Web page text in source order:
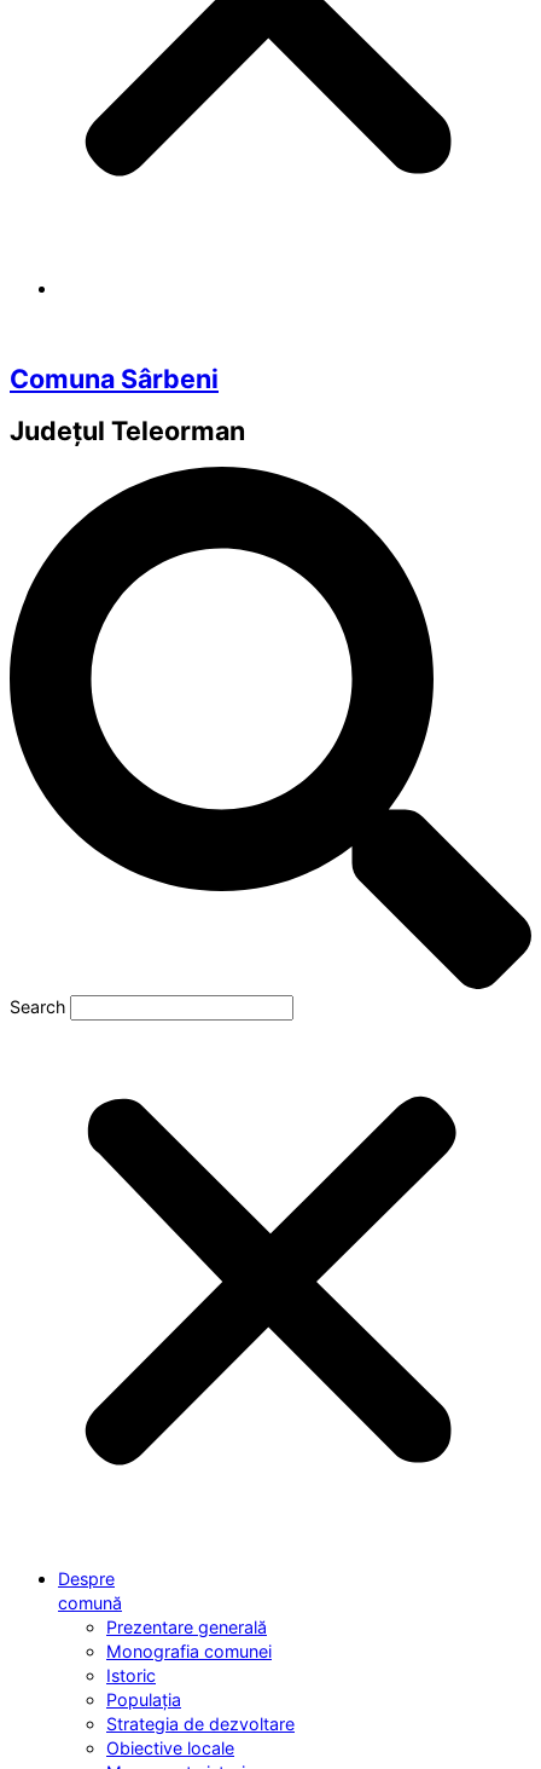
Comuna Sârbeni
Județul Teleorman
Search
Despre
comună
Prezentare generală
Monografia comunei
Istoric
Populația
Strategia de dezvoltare
Obiective locale